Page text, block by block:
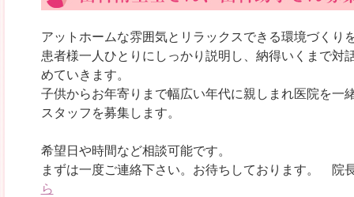
アットホームな雰囲気とリラックスできる環境づくり
患者様一人ひとりにしっかり説明し、納得いくまで対
めていきます。
子供からお年寄りまで幅広い年代に親しまれ医院を一
スタッフを募集します。
希望日や時間など相談可能です。
まずは一度ご連絡下さい。お待ちしております。 院
ら